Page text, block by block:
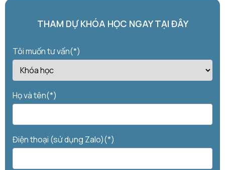
THAM DỰ KHÓA HỌC NGAY TẠI ĐÂY
Tôi muốn tư vấn(*)
Họ và tên(*)
Điện thoại (sử dụng Zalo)(*)